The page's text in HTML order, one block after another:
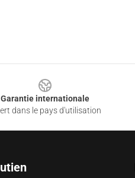
Garantie internationale
dans le pays d'utilisation